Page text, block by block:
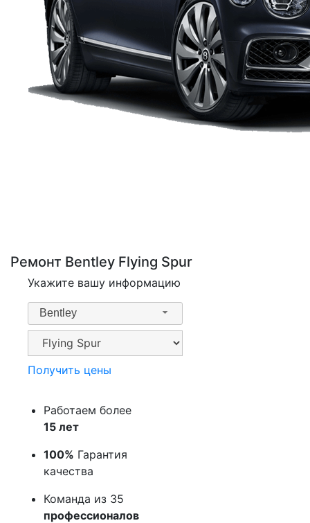
Ремонт Bentley Flying Spur
Укажите вашу информацию
Bentley
Получить цены
Работаем более
15 лет
100% Гарантия
качества
Команда из 35
профессионалов